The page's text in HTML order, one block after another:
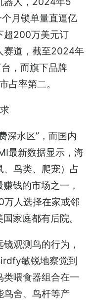
月锁单量直逼亿
超200万美元订
赛道，截至2024年
，而旗下品牌
占率第二。
深水区”，而国内
最新数据显示，海
鸟类、爬宠）占
钱的市场之一，
人选择在家或邻
家庭都有后院。
观测鸟的行为，
敏锐地察觉到
喂食器组合在一
鸟舍、鸟杆等产